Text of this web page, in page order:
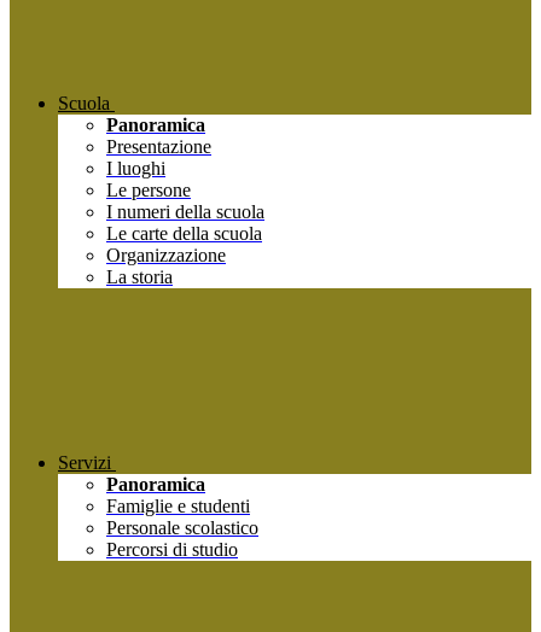
Scuola
Panoramica
Presentazione
I luoghi
Le persone
I numeri della scuola
Le carte della scuola
Organizzazione
La storia
Servizi
Panoramica
Famiglie e studenti
Personale scolastico
Percorsi di studio